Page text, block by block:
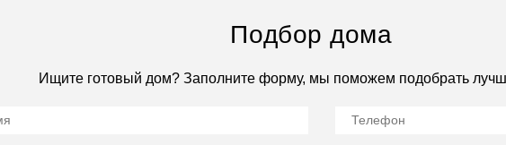
Подбор дома
Ищите готовый дом? Заполните форму, мы поможем подобрать